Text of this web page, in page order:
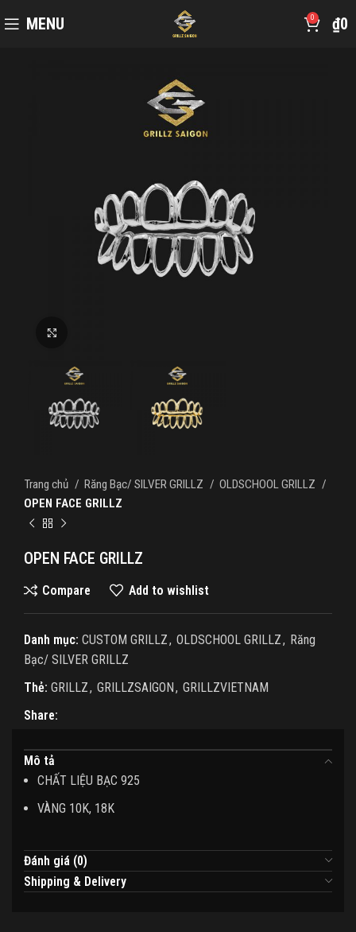
MENU 0 ₫0
Trang chủ Răng Bạc/ SILVER GRILLZ
OLDSCHOOL GRILLZ
OPEN FACE GRILLZ
OPEN FACE GRILLZ
Compare Add to wishlist
Danh mục: CUSTOM GRILLZ, OLDSCHOOL GRILLZ, Răng
Bạc/ SILVER GRILLZ
Thẻ: GRILLZ, GRILLZSAIGON , GRILLZVIETNAM
Share:
Mô tả
CHẤT LIỆU BẠC 925
VÀNG 10K, 18K
Đánh giá (0)
Shipping & Delivery